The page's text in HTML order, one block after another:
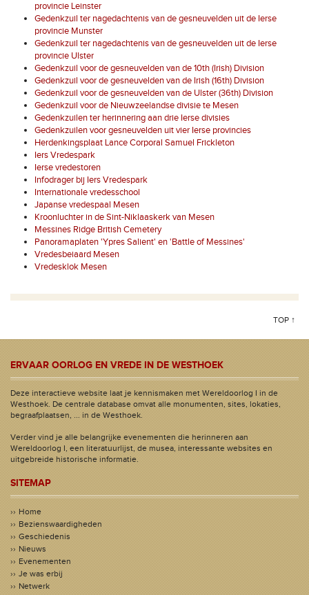
provincie Leinster
Gedenkzuil ter nagedachtenis van de gesneuvelden uit de Ierse
provincie Munster
Gedenkzuil ter nagedachtenis van de gesneuvelden uit de Ierse
provincie Ulster
Gedenkzuil voor de gesneuvelden van de 10th (Irish) Division
Gedenkzuil voor de gesneuvelden van de Irish (16th) Division
Gedenkzuil voor de gesneuvelden van de Ulster (36th) Division
Gedenkzuil voor de Nieuwzeelandse divisie te Mesen
Gedenkzuilen ter herinnering aan drie Ierse divisies
Gedenkzuilen voor gesneuvelden uit vier Ierse provincies
Herdenkingsplaat Lance Corporal Samuel Frickleton
Iers Vredespark
Ierse vredestoren
Infodrager bij Iers Vredespark
Internationale vredesschool
Japanse vredespaal Mesen
Kroonluchter in de Sint-Niklaaskerk van Mesen
Messines Ridge British Cemetery
Panoramaplaten 'Ypres Salient' en 'Battle of Messines'
Vredesbeiaard Mesen
Vredesklok Mesen
TOP ↑
ERVAAR OORLOG EN VREDE IN DE WESTHOEK
Deze interactieve website laat je kennismaken met Wereldoorlog I in de
Westhoek. De centrale database omvat alle monumenten, sites, lokaties,
begraafplaatsen, ... in de Westhoek.
Verder vind je alle belangrijke evenementen die herinneren aan
Wereldoorlog I, een literatuurlijst, de musea, interessante websites en
uitgebreide historische informatie.
SITEMAP
Home
Bezienswaardigheden
Geschiedenis
Nieuws
Evenementen
Je was erbij
Netwerk